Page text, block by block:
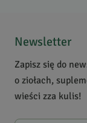
4
2
1
Newsletter
Zapisz się do
o ziołach,
wieści zza kulis!